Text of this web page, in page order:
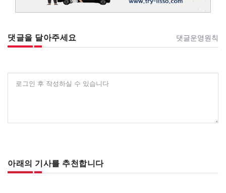
댓글을 달아주세요 댓글운영원칙
로그인 후 작성하실 수 있습니다
아래의 기사를 추천합니다